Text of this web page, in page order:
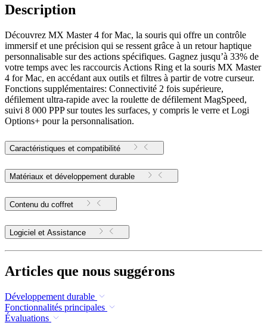
Description
Découvrez MX Master 4 for Mac, la souris qui offre un contrôle
immersif et une précision qui se ressent grâce à un retour haptique
personnalisable sur des actions spécifiques. Gagnez jusqu’à 33% de
votre temps avec les raccourcis Actions Ring et la souris MX Master
4 for Mac, en accédant aux outils et filtres à partir de votre curseur.
Fonctions supplémentaires: Connectivité 2 fois supérieure,
défilement ultra-rapide avec la roulette de défilement MagSpeed,
suivi 8 000 PPP sur toutes les surfaces, y compris le verre et Logi
Options+ pour la personnalisation.
Caractéristiques et compatibilité
Matériaux et développement durable
Contenu du coffret
Logiciel et Assistance
Articles que nous suggérons
Développement durable
Fonctionnalités principales
Évaluations